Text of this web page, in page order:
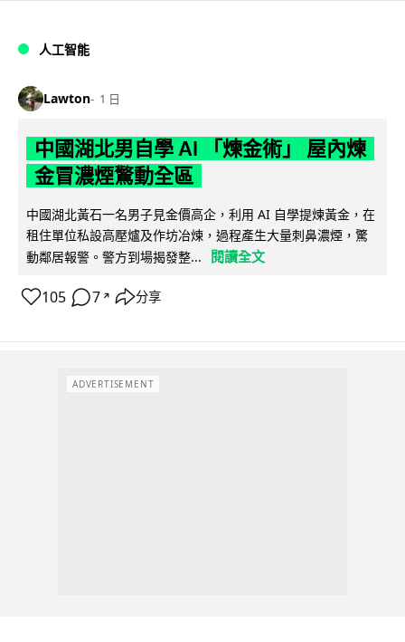
人工智能
Lawton 1 日
中國湖北男自學 AI 「煉金術」 屋內煉
金冒濃煙驚動全區
中國湖北黃石一名男子見金價高企，利用 AI 自學提煉黃金，在
租住單位私設高壓爐及作坊冶煉，過程產生大量刺鼻濃煙，驚
動鄰居報警。警方到場揭發整...
閱讀全文
105 7 ↗ 分享
ADVERTISEMENT